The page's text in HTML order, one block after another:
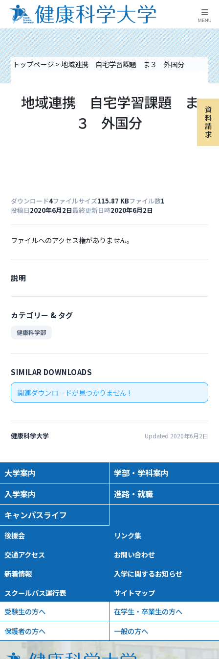
≡
MENU
資
料
請
求
トップページ>地域連携 自宅学習課題 ま３ 外国分
地域連携 自宅学習課題 ま
３ 外国分
ダウンロード4ファイルサイズ115.87 KBファイル数1
投稿日2020年6月2日最終更新日時2020年6月2日
ファイルへのアクセス権がありません。
説明
カテゴリー & タグ
健康科学部
SIMILAR DOWNLOADS
関連ダウンロードが見つかりません !
健康科学大学 Updated 2020年6月2日
大学案内
学部・学科案内
入学案内
進路・就職
キャンパスライフ
後援会
リンク集
交通アクセス
お問い合わせ
新着情報
入学に関するお知らせ
スクールバス運行表
サイトマップ
受験生の方へ
在学生・卒業生の方へ
保護者の方へ
一般の方へ